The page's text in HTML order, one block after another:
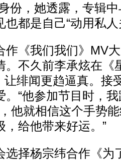
份，她透露，专辑
都是自己“动用私
《我们我们》MV大
。不久前李承炫在《
让绯闻更趋逼真。接
。“他参加节目时，
他就相信这个手势
给他带来好运。”
择杨宗纬合作《为